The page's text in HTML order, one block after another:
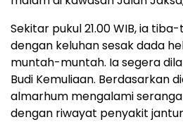
Sekitar pukul 21.00 WIB, ia
dengan keluhan sesak dada
muntah-muntah. Ia segera
Budi Kemuliaan. Berdasarkan
almarhum mengalami
dengan riwayat penyakit